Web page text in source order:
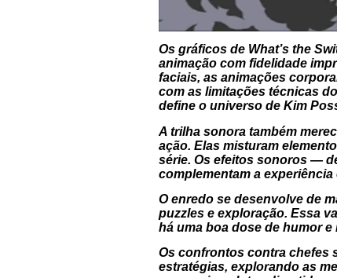
Os gráficos de What’s the
animação com fidelidade
faciais, as animações
com as limitações técnicas
define o universo de Kim
A trilha sonora também
ação. Elas misturam
série. Os efeitos sonoros —
complementam a
O enredo se desenvolve de
puzzles e exploração. Essa
há uma boa dose de humor
Os confrontos contra chefes
estratégias, explorando as